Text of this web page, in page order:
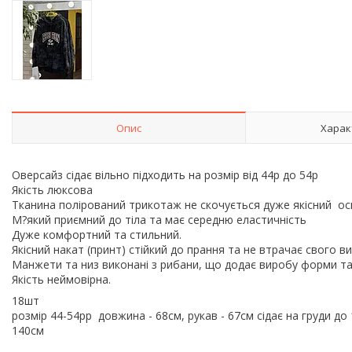
Опис
Оверсайз сідає вільно підходить на розмір від 44р до 54р
Якість люксова
Тканина полірований трикотаж не скочується дуже якісний
М?який приємний до тіла та має середню еластичність
Дуже комфортний та стильний.
Якісний накат (принт) стійкий до прання та не втрачає свого
Манжети та низ виконані з рибани, що додає виробу форми та
Якість неймовірна.
18шт
розмір 44-54рр довжина - 68см, рукав - 67см сідає на груди
140см